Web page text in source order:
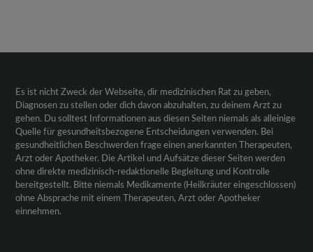
Es ist nicht Zweck der Webseite, dir medizinischen Rat zu geben,
Diagnosen zu stellen oder dich davon abzuhalten, zu deinem Arzt zu
gehen. Du solltest Informationen aus diesen Seiten niemals als alleinige
Quelle für gesundheitsbezogene Entscheidungen verwenden. Bei
gesundheitlichen Beschwerden frage einen anerkannten Therapeuten,
Arzt oder Apotheker. Die Artikel und Aufsätze dieser Seiten werden
ohne direkte medizinisch-redaktionelle Begleitung und Kontrolle
bereitgestellt. Bitte niemals Medikamente (Heilkräuter eingeschlossen)
ohne Absprache mit einem Therapeuten, Arzt oder Apotheker
einnehmen.